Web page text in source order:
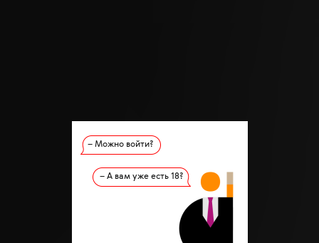
– Можно войти?
– А вам уже есть 18?